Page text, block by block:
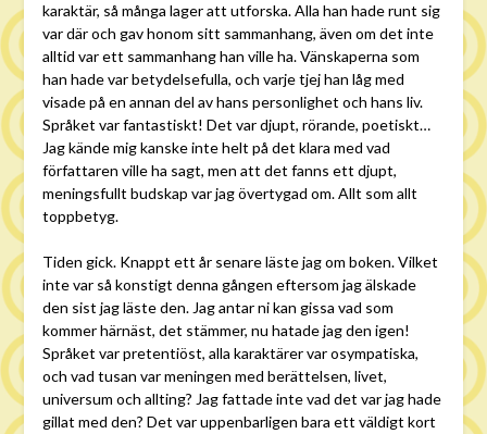
karaktär, så många lager att utforska. Alla han hade runt sig
var där och gav honom sitt sammanhang, även om det inte
alltid var ett sammanhang han ville ha. Vänskaperna som
han hade var betydelsefulla, och varje tjej han låg med
visade på en annan del av hans personlighet och hans liv.
Språket var fantastiskt! Det var djupt, rörande, poetiskt…
Jag kände mig kanske inte helt på det klara med vad
författaren ville ha sagt, men att det fanns ett djupt,
meningsfullt budskap var jag övertygad om. Allt som allt
toppbetyg.
Tiden gick. Knappt ett år senare läste jag om boken. Vilket
inte var så konstigt denna gången eftersom jag älskade
den sist jag läste den. Jag antar ni kan gissa vad som
kommer härnäst, det stämmer, nu hatade jag den igen!
Språket var pretentiöst, alla karaktärer var osympatiska,
och vad tusan var meningen med berättelsen, livet,
universum och allting? Jag fattade inte vad det var jag hade
gillat med den? Det var uppenbarligen bara ett väldigt kort